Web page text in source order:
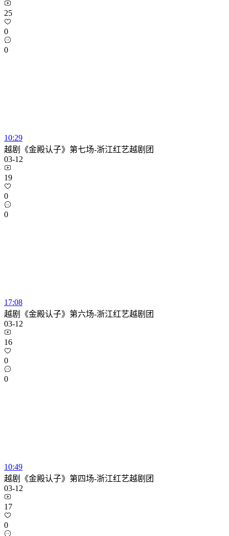
25
0
0
10:29
越剧《金殿认子》第七场-浙江红艺越剧团
03-12
19
0
0
17:08
越剧《金殿认子》第六场-浙江红艺越剧团
03-12
16
0
0
10:49
越剧《金殿认子》第四场-浙江红艺越剧团
03-12
17
0